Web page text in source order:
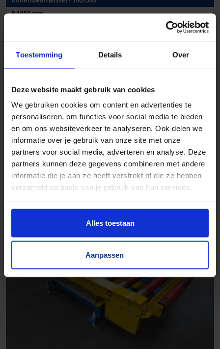
Toestemming Details Over
Deze website maakt gebruik van cookies
We gebruiken cookies om content en advertenties te
personaliseren, om functies voor social media te bieden
en om ons websiteverkeer te analyseren. Ook delen we
informatie over je gebruik van onze site met onze
partners voor social media, adverteren en analyse. Deze
partners kunnen deze gegevens combineren met andere
informatie die je aan ze heeft verstrekt of die ze hebben
verzameld op basis van je gebruik van hun services.
Alles toestaan
Aanpassen
B 1050 mm
Kettingbaanwissels - 1010103
B 1080 mm